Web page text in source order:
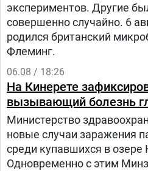
экспериментов. Другие
совершенно случайно. 6
родился британский
Флеминг.
06.08 / 18:26
На Кинерете
вызывающий болезнь
Министерство
новые случаи заражения
среди купавшихся в озере
Одновременно с этим